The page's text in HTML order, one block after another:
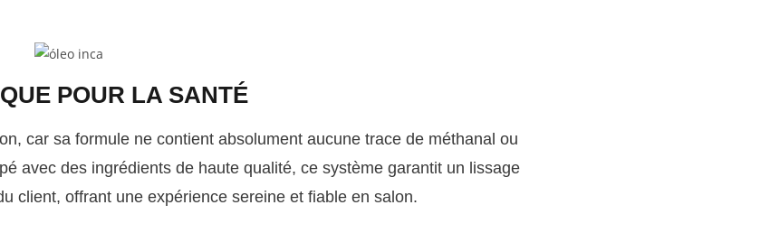
POUR LA SANTÉ
car sa formule ne contient absolument aucune trace de méthanal ou
avec des ingrédients de haute qualité, ce système garantit un lissage
client, offrant une expérience sereine et fiable en salon.